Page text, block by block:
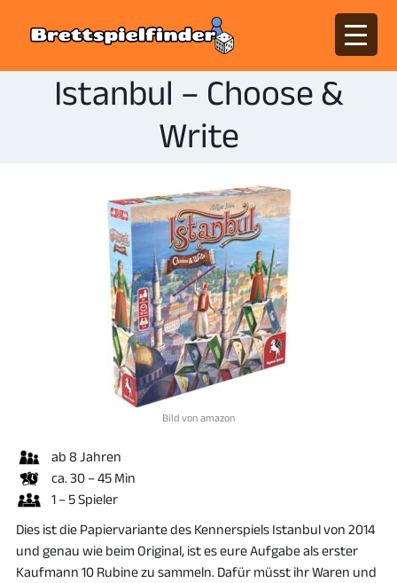
Istanbul – Choose &
Write
Bild von amazon
ab 8 Jahren
ca. 30 – 45 Min
1 – 5 Spieler
Dies ist die Papiervariante des Kennerspiels Istanbul von 2014
und genau wie beim Original, ist es eure Aufgabe als erster
Kaufmann 10 Rubine zu sammeln. Dafür müsst ihr Waren und